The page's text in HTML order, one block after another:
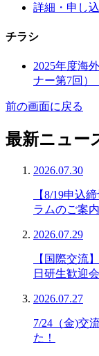
詳細・申し
チラシ
2025年度海
ナー第7回）
前の画面に戻る
最新ニュー
2026.07.30
【8/19申込
ラムのご案内
2026.07.29
【国際交流
日研生歓迎
2026.07.27
7/24（金)交
た！